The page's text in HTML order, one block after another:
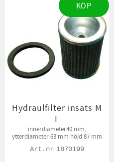
Hydraulfilter insats M
F
innerdiameter40 mm,
ytterdiameter 63 mm höjd 87 mm
1870199
KÖP